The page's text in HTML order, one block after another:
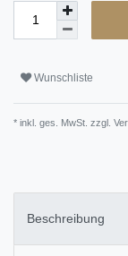
Wunschliste
* inkl. ges. MwSt. zzgl.
Beschreibung